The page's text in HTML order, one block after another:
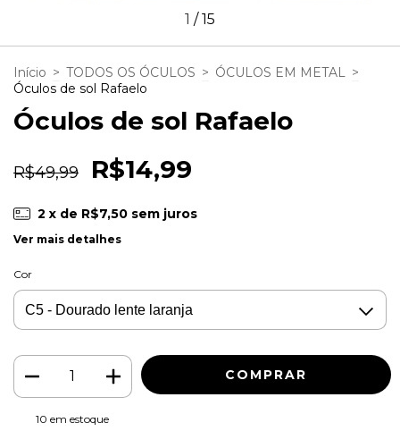
1 /15
Início > TODOS OS ÓCULOS > ÓCULOS EM METAL >
Óculos de sol Rafaelo
Óculos de sol Rafaelo
R$49,99 R$14,99
2 x de R$7,50 sem juros
Ver mais detalhes
Cor
10 em estoque